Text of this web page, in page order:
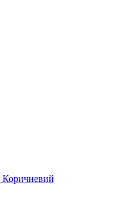
Коричневий